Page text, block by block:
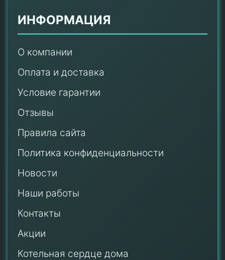
ИНФОРМАЦИЯ
О компании
Оплата и доставка
Условие гарантии
Отзывы
Правила сайта
Политика конфиденциальности
Новости
Наши работы
Контакты
Акции
Котельная сердце дома